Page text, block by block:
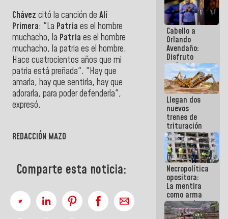
Chávez citó la canción de Alí
Primera: "La Patria es el hombre
muchacho, la Patria es el hombre
muchacho, la patria es el hombre.
Hace cuatrocientos años que mi
patria está preñada". "Hay que
amarla, hay que sentirla, hay que
adorarla, para poder defenderla",
expresó.
REDACCIÓN MAZO
Comparte esta noticia:
Cabello a
Orlando
Avendaño:
Disfruto
cada vez
que escribes
porque lo
que haces
es
embarrarla
Llegan dos
nuevos
trenes de
trituración
para
optimizar
manejo de
escombros
en La Guaira
Necropolítica
opositora:
La mentira
como arma
contra el
Pueblo